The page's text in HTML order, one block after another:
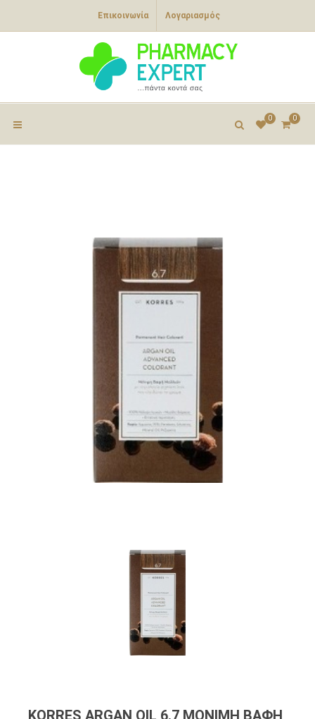
Επικοινωνία Λογαριασμός
0
0
KORRES ARGAN OIL 6.7 ΜΟΝΙΜΗ ΒΑΦΗ